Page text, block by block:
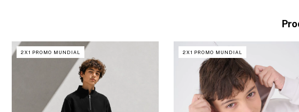
2X1 PROMO MUNDIAL 2X1 PROMO MUNDIAL